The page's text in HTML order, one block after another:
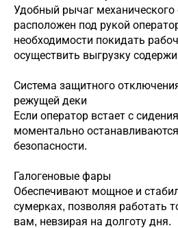
Удобный рычаг
расположен под рукой
необходимости покидать
осуществить выгрузку
Система защитного
режущей деки
Если оператор встает с
моментально
безопасности.
Галогеновые фары
Обеспечивают мощное и
сумерках, позволяя работать
вам, невзирая на долготу дня.